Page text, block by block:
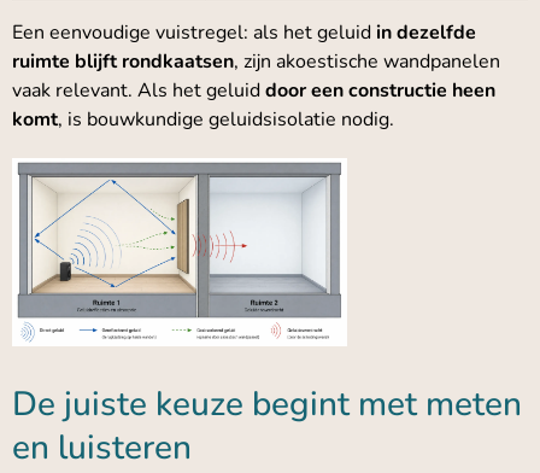
Een eenvoudige vuistregel: als het geluidin dezelfde
ruimte blijft rondkaatsen, zijn akoestische wandpanelen
vaak relevant. Als het geluiddoor een constructie heen
komt, is bouwkundige geluidsisolatie nodig.
De juiste keuze begint met meten
en luisteren